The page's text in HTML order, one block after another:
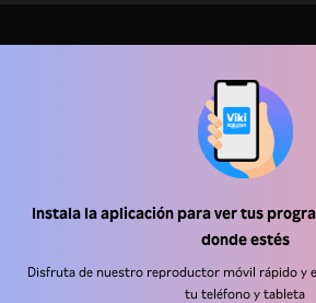
Instala la aplicación para ver tus
donde estés
Disfruta de nuestro reproductor móvil rápido y
tu teléfono y tableta
Centro de ayuda